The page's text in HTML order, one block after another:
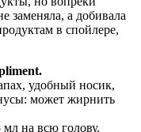
заменяла, а добивала
в спойлере,
удобный носик,
может жирнить
на всю голову.